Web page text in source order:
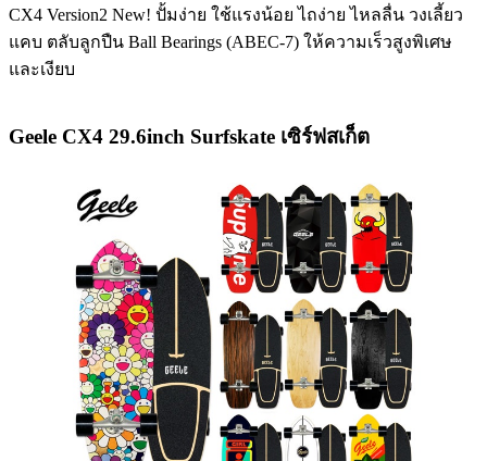
CX4 Version2 New! ปั้มง่าย ใช้แรงน้อย ไถง่าย ไหลลื่น วงเลี้ยว
แคบ ตลับลูกปืน Ball Bearings (ABEC-7) ให้ความเร็วสูงพิเศษ
และเงียบ
Geele CX4 29.6inch Surfskate เซิร์ฟสเก็ต